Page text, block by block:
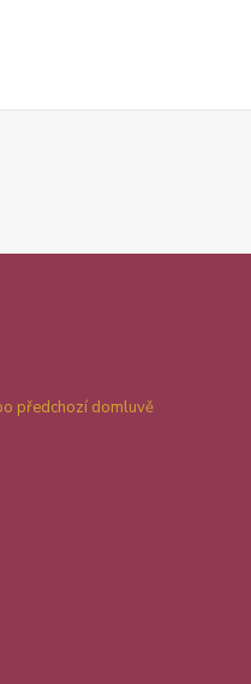
předchozí domluvě